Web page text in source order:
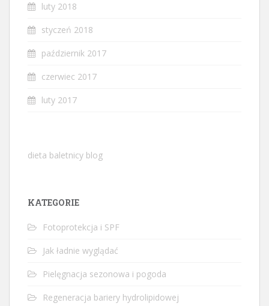
luty 2018
styczeń 2018
październik 2017
czerwiec 2017
luty 2017
dieta baletnicy blog
KATEGORIE
Fotoprotekcja i SPF
Jak ładnie wyglądać
Pielęgnacja sezonowa i pogoda
Regeneracja bariery hydrolipidowej